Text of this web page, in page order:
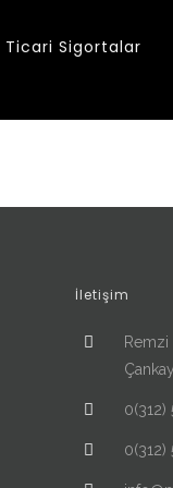
Ticari Sigortalar
İletişim
0(312)
0(312)